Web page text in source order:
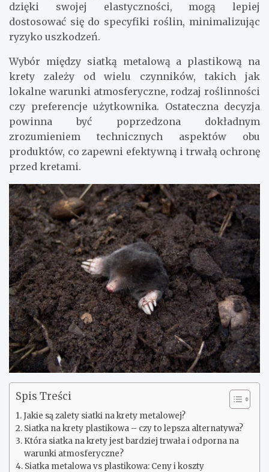
dzięki swojej elastyczności, mogą lepiej
dostosować się do specyfiki roślin, minimalizując
ryzyko uszkodzeń.
Wybór między siatką metalową a plastikową na
krety zależy od wielu czynników, takich jak
lokalne warunki atmosferyczne, rodzaj roślinności
czy preferencje użytkownika. Ostateczna decyzja
powinna być poprzedzona dokładnym
zrozumieniem technicznych aspektów obu
produktów, co zapewni efektywną i trwałą ochronę
przed kretami.
Spis Treści
Jakie są zalety siatki na krety metalowej?
Siatka na krety plastikowa – czy to lepsza alternatywa?
Która siatka na krety jest bardziej trwała i odporna na
warunki atmosferyczne?
Siatka metalowa vs plastikowa: Ceny i koszty